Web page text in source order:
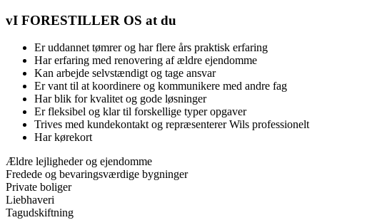
vI FORESTILLER OS at du
Er uddannet tømrer og har flere års praktisk erfaring
Har erfaring med renovering af ældre ejendomme
Kan arbejde selvstændigt og tage ansvar
Er vant til at koordinere og kommunikere med andre fag
Har blik for kvalitet og gode løsninger
Er fleksibel og klar til forskellige typer opgaver
Trives med kundekontakt og repræsenterer Wils professionelt
Har kørekort
Ældre lejligheder og ejendomme
Fredede og bevaringsværdige bygninger
Private boliger
Liebhaveri
Tagudskiftning